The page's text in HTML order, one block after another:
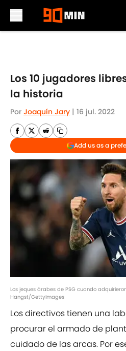
Los 10 jugadores
la historia
Por Joaquín Jary | 16 jul. 2022
Add us as a
Los jeques árabes de PSG cuando
Hangst/GettyImages
Los directivos tienen una
procurar el armado de
cuidado de las arcas. Por